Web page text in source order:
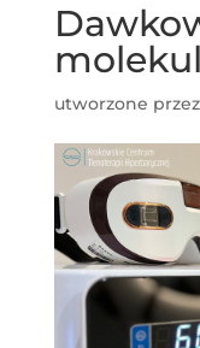
utworzone przez